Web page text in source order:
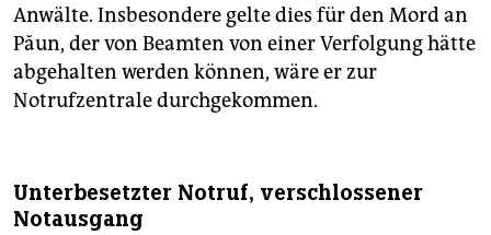
Anwälte. Insbesondere gelte dies für den Mord an
Păun, der von Beamten von einer Verfolgung hätte
abgehalten werden können, wäre er zur
Notrufzentrale durchgekommen.
Unterbesetzter Notruf, verschlossener
Notausgang